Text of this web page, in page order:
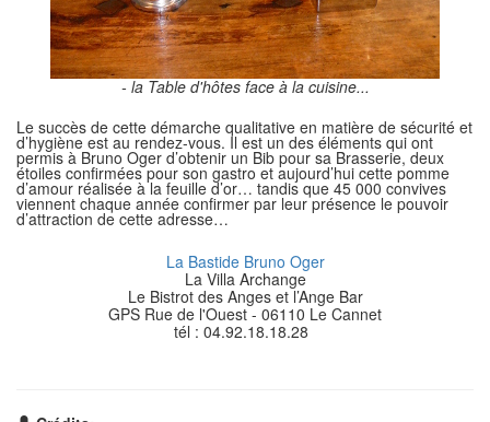
- la Table d'hôtes face à la cuisine...
Le succès de cette démarche qualitative en matière de sécurité et
d’hygiène est au rendez-vous. Il est un des éléments qui ont
permis à Bruno Oger d’obtenir un Bib pour sa Brasserie, deux
étoiles confirmées pour son gastro et aujourd’hui cette pomme
d’amour réalisée à la feuille d’or… tandis que 45 000 convives
viennent chaque année confirmer par leur présence le pouvoir
d’attraction de cette adresse…
La Bastide Bruno Oger
La Villa Archange
Le Bistrot des Anges et l’Ange Bar
GPS Rue de l'Ouest - 06110 Le Cannet
tél : 04.92.18.18.28